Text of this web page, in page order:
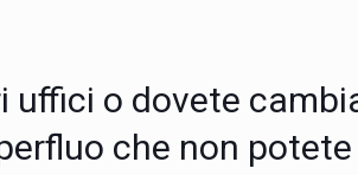
uffici o dovete
che non